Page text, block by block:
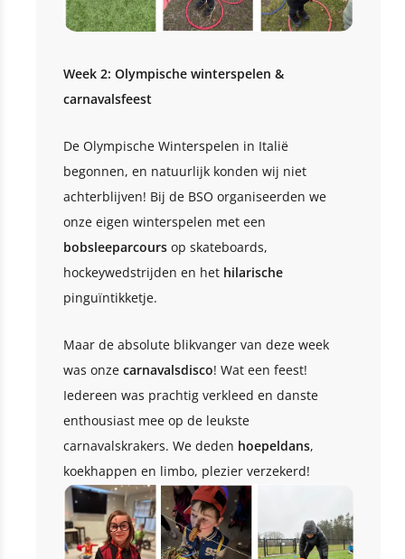
Week 2: Olympische winterspelen &
carnavalsfeest
De Olympische Winterspelen in Italië
begonnen, en natuurlijk konden wij niet
achterblijven! Bij de BSO organiseerden we
onze eigen winterspelen met een
bobsleeparcours op skateboards,
hockeywedstrijden en het hilarische
pinguïntikketje.
Maar de absolute blikvanger van deze week
was onze carnavalsdisco! Wat een feest!
Iedereen was prachtig verkleed en danste
enthousiast mee op de leukste
carnavalskrakers. We deden hoepeldans,
koekhappen en limbo, plezier verzekerd!